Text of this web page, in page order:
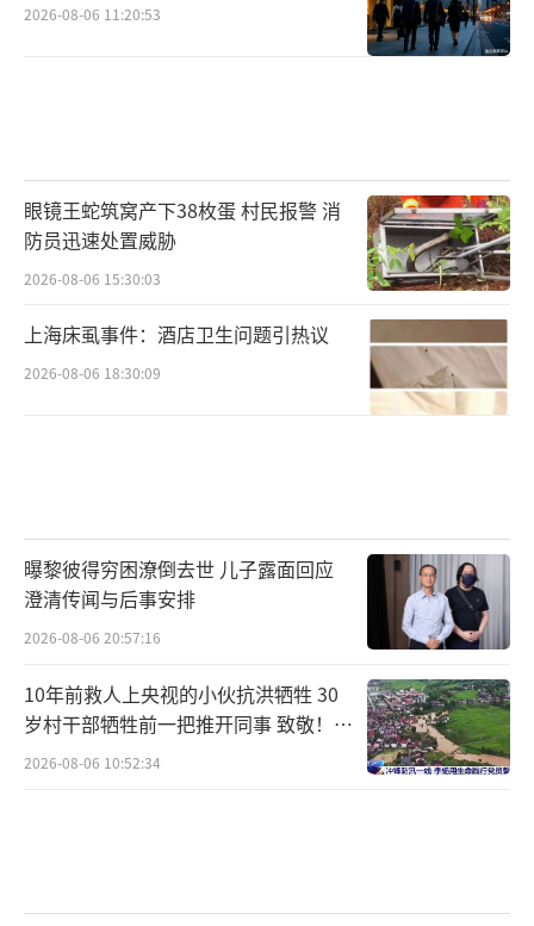
2026-08-06 11:20:53
眼镜王蛇筑窝产下38枚蛋 村民报警 消
防员迅速处置威胁
2026-08-06 15:30:03
上海床虱事件：酒店卫生问题引热议
2026-08-06 18:30:09
曝黎彼得穷困潦倒去世 儿子露面回应
澄清传闻与后事安排
2026-08-06 20:57:16
10年前救人上央视的小伙抗洪牺牲 30
岁村干部牺牲前一把推开同事 致敬！送
别！
2026-08-06 10:52:34